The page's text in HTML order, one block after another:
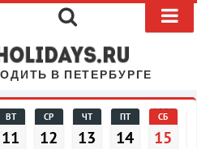
В ПЕТЕРБУРГЕ
ВТ
11
СР
12
ЧТ
13
ПТ
14
СБ
15